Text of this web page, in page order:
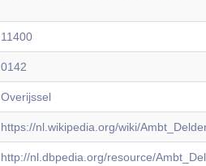
11400
0142
Overijssel
https://nl.wikipedia.org/wiki/
http://nl.dbpedia.org/resource/